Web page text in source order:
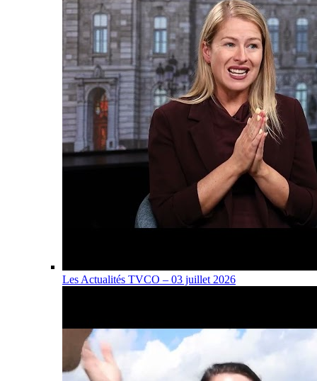
Les Actualités TVCO – 03 juillet 2026